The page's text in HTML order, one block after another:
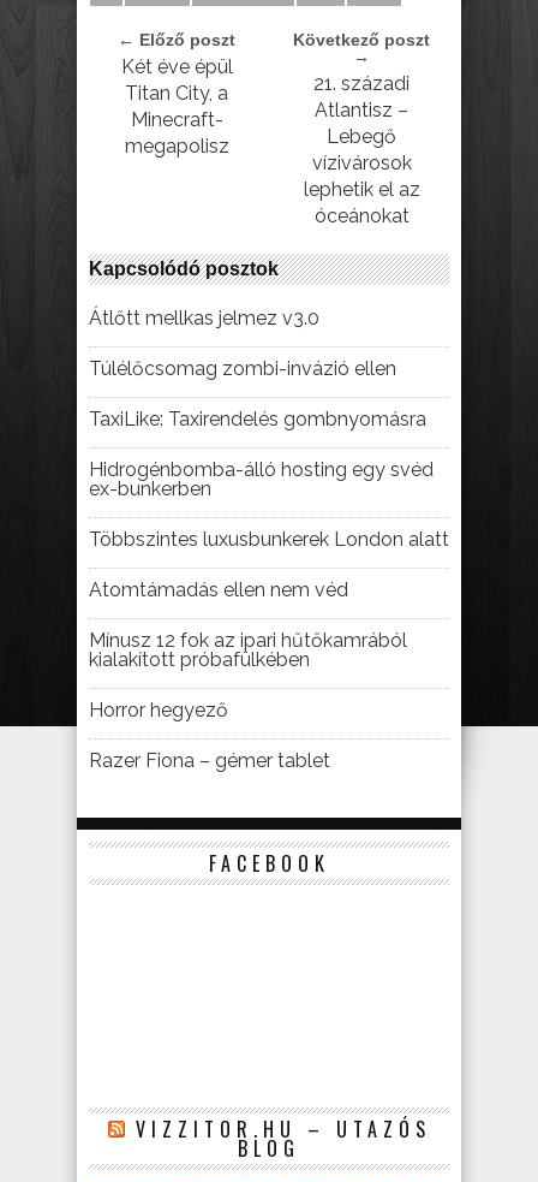
← Előző poszt
Két éve épül
Titan City, a
Minecraft-
megapolisz
Következő poszt
→
21. századi
Atlantisz –
Lebegő
vízivárosok
lephetik el az
óceánokat
Kapcsolódó posztok
Átlőtt mellkas jelmez v3.0
Túlélőcsomag zombi-invázió ellen
TaxiLike: Taxirendelés gombnyomásra
Hidrogénbomba-álló hosting egy svéd
ex-bunkerben
Többszintes luxusbunkerek London alatt
Atomtámadás ellen nem véd
Mínusz 12 fok az ipari hűtőkamrából
kialakított próbafülkében
Horror hegyező
Razer Fiona – gémer tablet
FACEBOOK
VIZZITOR.HU – UTAZÓS
BLOG